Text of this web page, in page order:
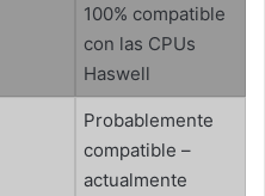
100% compatible
con las CPUs
Haswell
Probablemente
compatible –
actualmente